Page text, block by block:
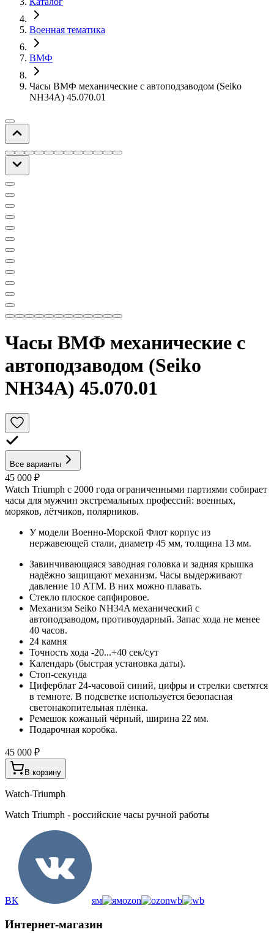
Военная тематика
ВМФ
Часы ВМФ механические с автоподзаводом (Seiko
NH34A) 45.070.01
Часы ВМФ механические с
автоподзаводом (Seiko
NH34A) 45.070.01
Все варианты
45 000 ₽
Watch Triumph с 2000 года ограниченными партиями собирает
часы для мужчин экстремальных профессий: военных,
моряков, лётчиков, полярников.
У модели Военно-Морской Флот корпус из
нержавеющей стали, диаметр 45 мм, толщина 13 мм.
Завинчивающаяся заводная головка и задняя крышка
надёжно защищают механизм. Часы выдерживают
давление 10 АТМ. В них можно плавать.
Стекло плоское сапфировое.
Механизм Seiko NH34A механический с
автоподзаводом, противоударный. Запас хода не менее
40 часов.
24 камня
Точность хода -20...+40 сек/сут
Календарь (быстрая установка даты).
Стоп-секунда
Циферблат 24-часовой синий, цифры и стрелки светятся
в темноте. В подсветке используется безопасная
светонакопительная плёнка.
Ремешок кожаный чёрный, ширина 22 мм.
Подарочная коробка.
45 000 ₽
В корзину
Watch-Triumph
Watch Triumph - российские часы ручной работы
ВК ям ozon wb
Интернет-магазин